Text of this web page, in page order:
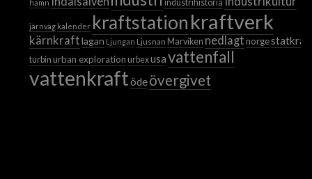
hamn
industrihistoria
järnväg kalender kraftstationkraftverk
kärnkraftlagan Ljungan Ljusnan Marviken nedlagt norge
turbin urban exploration urbexusavattenfall
vattenkraftödeövergivet